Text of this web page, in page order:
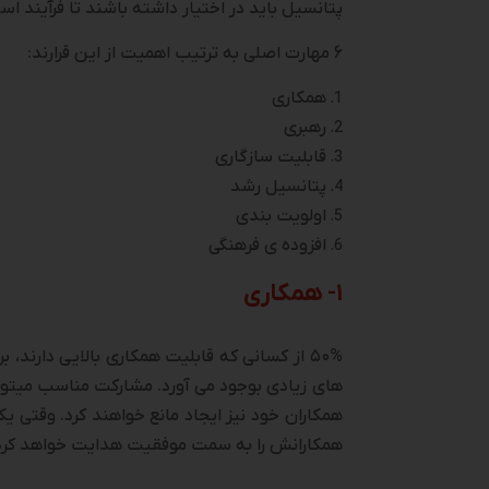
پتانسیل باید در اختیار داشته باشند تا
۶ مهارت اصلی به ترتیب اهمیت از این قرارند:
همکاری
رهبری
قابلیت سازگاری
پتانسیل رشد
اولویت­ بندی
افزوده ­ی فرهنگی
۱- همکاری
۵۰% از کسانی که قابلیت همکاری بالایی
های زیادی بوجود می ­آورد. مشارکت مناسب
همکاران خود نیز ایجاد مانع خواهند کرد. وقتی
همکارانش را به سمت موفقیت هدایت خواهد